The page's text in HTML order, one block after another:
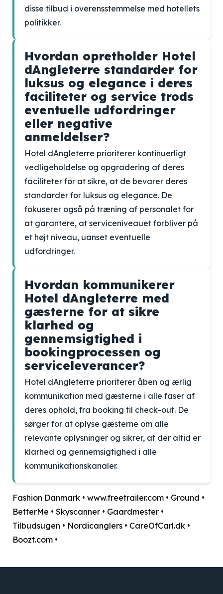
disse tilbud i overensstemmelse med hotellets
politikker.
Hvordan opretholder Hotel
dAngleterre standarder for
luksus og elegance i deres
faciliteter og service trods
eventuelle udfordringer
eller negative
anmeldelser?
Hotel dAngleterre prioriterer kontinuerligt
vedligeholdelse og opgradering af deres
faciliteter for at sikre, at de bevarer deres
standarder for luksus og elegance. De
fokuserer også på træning af personalet for
at garantere, at serviceniveauet forbliver på
et højt niveau, uanset eventuelle
udfordringer.
Hvordan kommunikerer
Hotel dAngleterre med
gæsterne for at sikre
klarhed og
gennemsigtighed i
bookingprocessen og
serviceleverancer?
Hotel dAngleterre prioriterer åben og ærlig
kommunikation med gæsterne i alle faser af
deres ophold, fra booking til check-out. De
sørger for at oplyse gæsterne om alle
relevante oplysninger og sikrer, at der altid er
klarhed og gennemsigtighed i alle
kommunikationskanaler.
Fashion Danmark • www.freetrailer.com • Ground •
BetterMe • Skyscanner • Gaardmester •
Tilbudsugen • Nordicanglers • CareOfCarl.dk •
Boozt.com •